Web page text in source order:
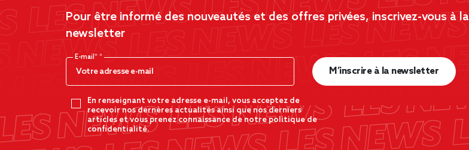
Pour être informé des nouveautés et des offres privées, inscrivez-vous à la
newsletter
E-mail*
En renseignant votre adresse e-mail, vous acceptez de
recevoir nos dernères actualités ainsi que nos derniers
articles et vous prenez connaissance de notre politique de
confidentialité.
M’inscrire à la newsletter